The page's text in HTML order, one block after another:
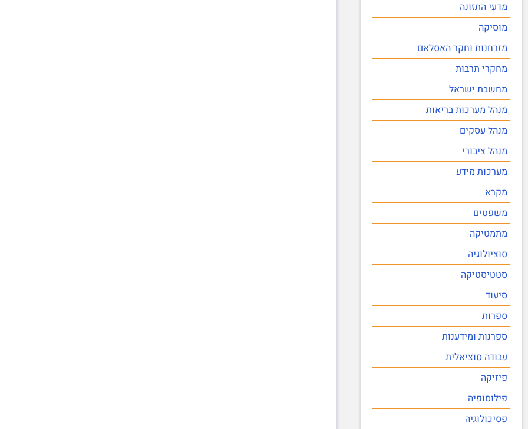
מדעי התזונה
מוסיקה
מזרחנות וחקר האסלאם
מחקרי תרבות
מחשבת ישראל
מנהל מערכות בריאות
מנהל עסקים
מנהל ציבורי
מערכות מידע
מקרא
משפטים
מתמטיקה
סוציולוגיה
סטטיסטיקה
סיעוד
ספרות
ספרנות ומידענות
עבודה סוציאלית
פיזיקה
פילוסופיה
פסיכולוגיה